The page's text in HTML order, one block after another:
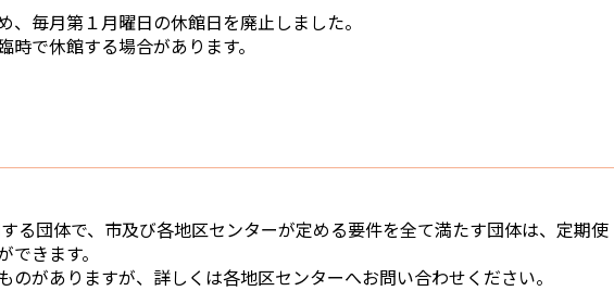
毎月第１月曜日の休館日を廃止しました。
で休館する場合があります。
る団体で、市及び各地区センターが定める要件を全て満たす団体は、定期使
きます。
がありますが、詳しくは各地区センターへお問い合わせください。